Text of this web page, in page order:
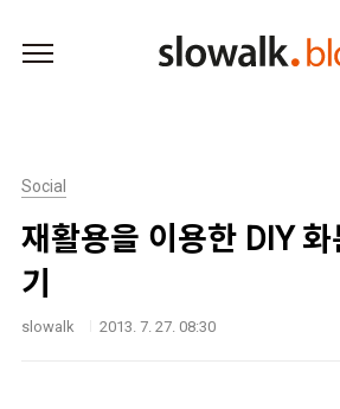
Social
재활용을 이용한 DIY
기
slowalk 2013. 7. 27. 08:30